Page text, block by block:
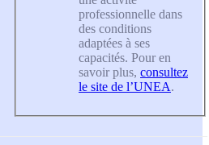
professionnelle dans
des conditions
adaptées à ses
capacités. Pour en
savoir plus, consultez
le site de l’UNEA.